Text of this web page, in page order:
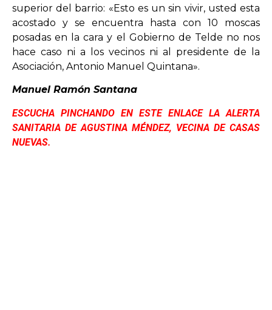
superior del barrio: «Esto es un sin vivir, usted esta
acostado y se encuentra hasta con 10 moscas
posadas en la cara y el Gobierno de Telde no nos
hace caso ni a los vecinos ni al presidente de la
Asociación, Antonio Manuel Quintana».
Manuel Ramón Santana
ESCUCHA PINCHANDO EN ESTE ENLACE LA ALERTA
SANITARIA DE AGUSTINA MÉNDEZ, VECINA DE CASAS
NUEVAS.